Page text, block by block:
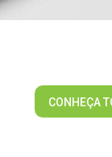
CONHEÇA